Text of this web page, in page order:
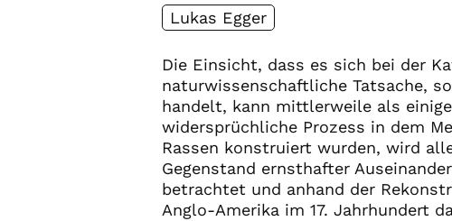
Lukas Egger
Die Einsicht, dass es sich bei der
naturwissenschaftliche Tatsache,
handelt, kann mittlerweile als
widersprüchliche Prozess in dem
Rassen konstruiert wurden, wird
Gegenstand ernsthafter
betrachtet und anhand der
Anglo-Amerika im 17. Jahrhundert